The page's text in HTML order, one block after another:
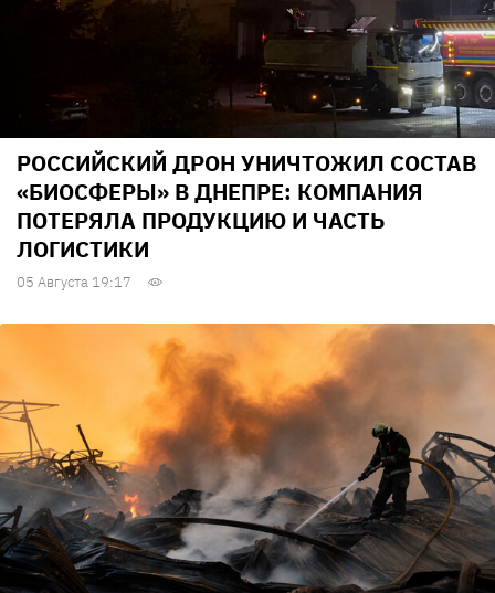
РОССИЙСКИЙ ДРОН УНИЧТОЖИЛ СОСТАВ
«БИОСФЕРЫ» В ДНЕПРЕ: КОМПАНИЯ
ПОТЕРЯЛА ПРОДУКЦИЮ И ЧАСТЬ
ЛОГИСТИКИ
05 Августа 19:17